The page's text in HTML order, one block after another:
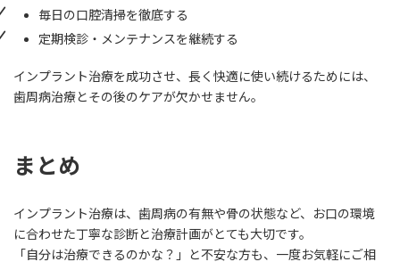
毎日の口腔清掃を徹底する
定期検診・メンテナンスを継続する
インプラント治療を成功させ、長く快適に使い続けるためには、
歯周病治療とその後のケアが欠かせません。
まとめ
インプラント治療は、歯周病の有無や骨の状態など、お口の環境
に合わせた丁寧な診断と治療計画がとても大切です。
「自分は治療できるのかな？」と不安な方も、一度お気軽にご相